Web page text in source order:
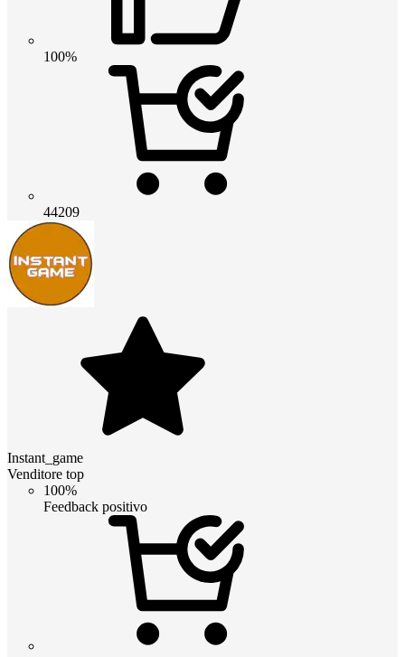
100%
44209
Instant_game
Venditore top
100%
Feedback positivo